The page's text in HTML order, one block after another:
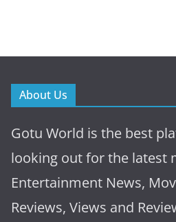
About Us
Gotu World is the best
looking out for the latest
Entertainment News,
Reviews, Views and